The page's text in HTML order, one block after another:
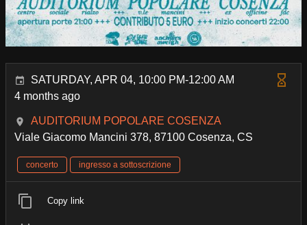
SATURDAY, APR 04, 10:00 PM-12:00 AM
4 months ago
AUDITORIUM POPOLARE COSENZA
Viale Giacomo Mancini 378, 87100 Cosenza, CS
concerto ingresso a sottoscrizione
Copy link